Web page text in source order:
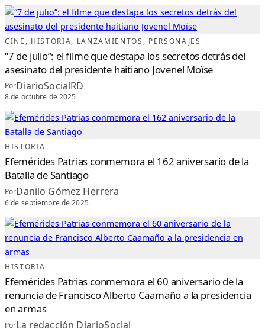
CINE , HISTORIA, LANZAMIENTOS , PERSONAJES
“7 de julio”: el filme que destapa los secretos detrás del
asesinato del presidente haitiano Jovenel Moïse
PorDiarioSocialRD
8 de octubre de 2025
HISTORIA
Efemérides Patrias conmemora el 162 aniversario de la
Batalla de Santiago
PorDanilo Gómez Herrera
6 de septiembre de 2025
HISTORIA
Efemérides Patrias conmemora el 60 aniversario de la
renuncia de Francisco Alberto Caamaño a la presidencia
en armas
PorLa redacción DiarioSocial